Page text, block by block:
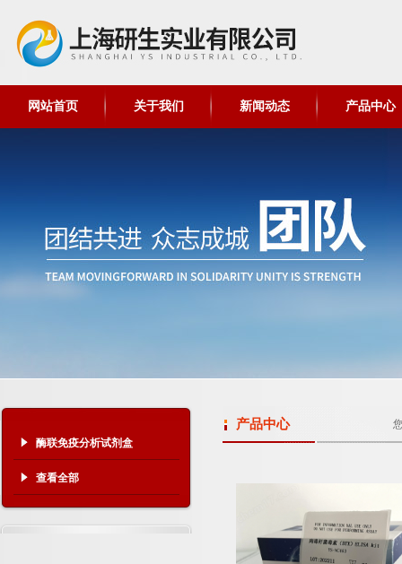
网站首页 关于我们 新闻动态 产品中心
酶联免疫分析试剂盒
查看全部
产品中心